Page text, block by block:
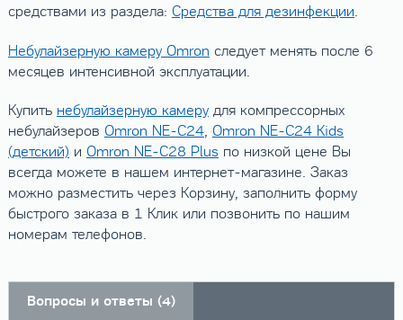
средствами из раздела: Средства для дезинфекции.
Небулайзерную камеру Omron следует менять после 6
месяцев интенсивной эксплуатации.
Купить небулайзерную камерудля компрессорных
небулайзеров Omron NE-C24, Omron NE-C24 Kids
(детский) и Omron NE-C28 Plus по низкой цене Вы
всегда можете в нашем интернет-магазине. Заказ
можно разместить через Корзину, заполнить форму
быстрого заказа в 1 Клик или позвонить по нашим
номерам телефонов.
Вопросы и ответы (4)